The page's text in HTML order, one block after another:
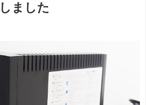
ました